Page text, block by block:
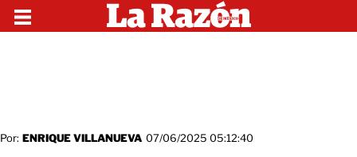
Por: ENRIQUE VILLANUEVA 07/06/2025 05:12:40